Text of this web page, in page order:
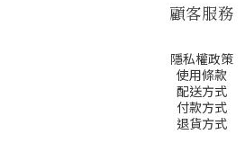
顧客服務
隱私權政策
使用條款
配送方式
付款方式
退貨方式